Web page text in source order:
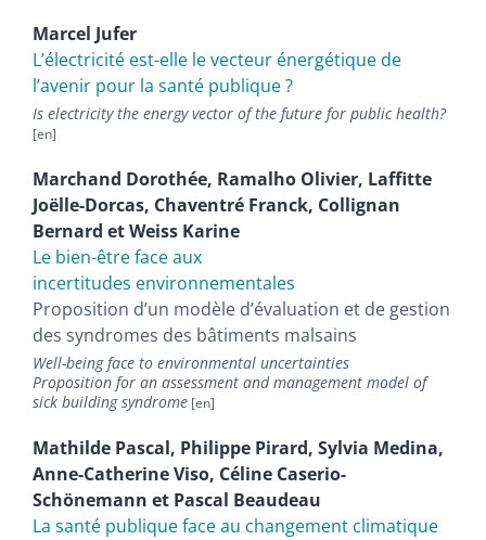
Marcel Jufer
L’électricité est-elle le vecteur énergétique de
l’avenir pour la santé publique ?
Is electricity the energy vector of the future for public health?
Marchand Dorothée, Ramalho Olivier, Laffitte
Joëlle-Dorcas, Chaventré Franck, Collignan
Bernard etWeiss Karine
Le bien-être face aux
incertitudes environnementales
Proposition d’un modèle d’évaluation et de gestion
des syndromes des bâtiments malsains
Well-being face to environmental uncertainties
Proposition for an assessment and management model of
sick building syndrome
Mathilde Pascal, Philippe Pirard, Sylvia Medina,
Anne-CatherineViso, Céline Caserio-
Schönemann et Pascal Beaudeau
La santé publique face au changement climatique